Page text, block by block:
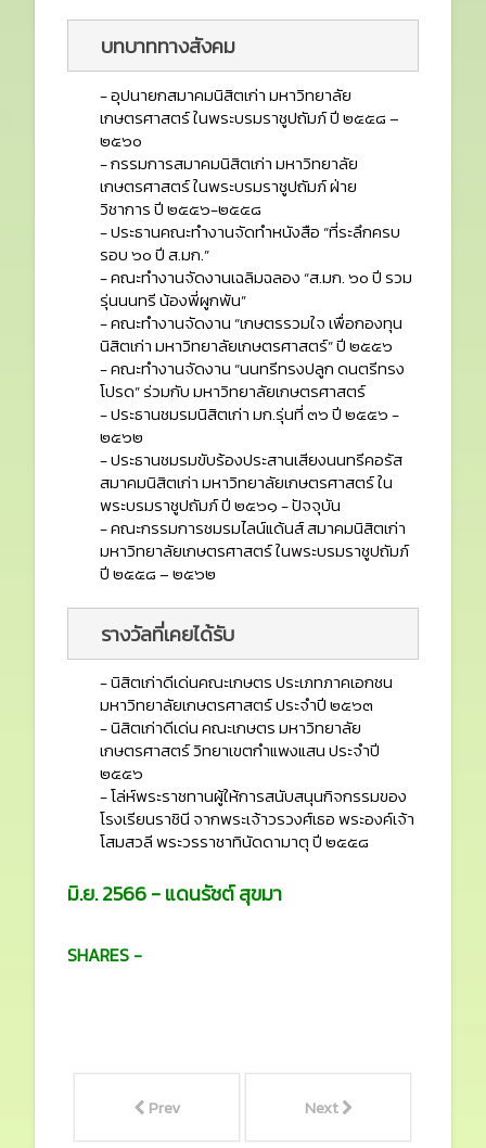
บทบาททางสังคม
- อุปนายกสมาคมนิสิตเก่า มหาวิทยาลัย
เกษตรศาสตร์ ในพระบรมราชูปถัมภ์ ปี ๒๕๕๘ –
๒๕๖๐
- กรรมการสมาคมนิสิตเก่า มหาวิทยาลัย
เกษตรศาสตร์ ในพระบรมราชูปถัมภ์ ฝ่าย
วิชาการ ปี ๒๕๕๖-๒๕๕๘
- ประธานคณะทำงานจัดทำหนังสือ “ที่ระลึกครบ
รอบ ๖๐ ปี ส.มก.”
- คณะทำงานจัดงานเฉลิมฉลอง “ส.มก. ๖๐ ปี รวม
รุ่นนนทรี น้องพี่ผูกพัน”
- คณะทำงานจัดงาน “เกษตรรวมใจ เพื่อกองทุน
นิสิตเก่า มหาวิทยาลัยเกษตรศาสตร์” ปี ๒๕๕๖
- คณะทำงานจัดงาน “นนทรีทรงปลูก ดนตรีทรง
โปรด” ร่วมกับ มหาวิทยาลัยเกษตรศาสตร์
- ประธานชมรมนิสิตเก่า มก.รุ่นที่ ๓๖ ปี ๒๕๕๖ -
๒๕๖๒
- ประธานชมรมขับร้องประสานเสียงนนทรีคอรัส
สมาคมนิสิตเก่า มหาวิทยาลัยเกษตรศาสตร์ ใน
พระบรมราชูปถัมภ์ ปี ๒๕๖๑ - ปัจจุบัน
- คณะกรรมการชมรมไลน์แด้นส์ สมาคมนิสิตเก่า
มหาวิทยาลัยเกษตรศาสตร์ ในพระบรมราชูปถัมภ์
ปี ๒๕๕๘ – ๒๕๖๒
รางวัลที่เคยได้รับ
- นิสิตเก่าดีเด่นคณะเกษตร ประเภทภาคเอกชน
มหาวิทยาลัยเกษตรศาสตร์ ประจำปี ๒๕๖๓
- นิสิตเก่าดีเด่น คณะเกษตร มหาวิทยาลัย
เกษตรศาสตร์ วิทยาเขตกำแพงแสน ประจำปี
๒๕๕๖
- โล่ห์พระราชทานผู้ให้การสนับสนุนกิจกรรมของ
โรงเรียนราชินี จากพระเจ้าวรวงศ์เธอ พระองค์เจ้า
โสมสวลี พระวรราชาทินัดดามาตุ ปี ๒๕๕๘
มิ.ย. 2566 - แดนรัชต์ สุขมา
SHARES -
Prev Next